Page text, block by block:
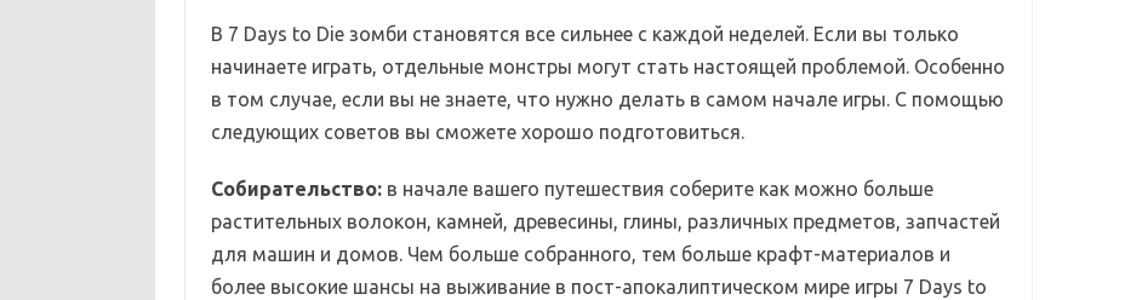
В 7 Days to Die зомби становятся все сильнее с каждой неделей. Если вы только
начинаете играть, отдельные монстры могут стать настоящей проблемой. Особенно
в том случае, если вы не знаете, что нужно делать в самом начале игры. С помощью
следующих советов вы сможете хорошо подготовиться.
Собирательство:в начале вашего путешествия соберите как можно больше
растительных волокон, камней, древесины, глины, различных предметов, запчастей
для машин и домов. Чем больше собранного, тем больше крафт-материалов и
более высокие шансы на выживание в пост-апокалиптическом мире игры 7 Days to